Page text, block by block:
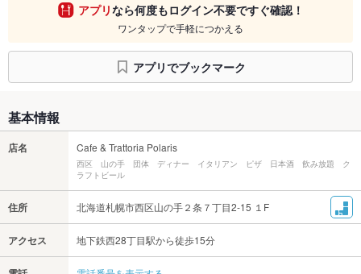
アプリなら何度もログイン不要ですぐ確認！
ワンタップで手軽につかえる
アプリでブックマーク
基本情報
店名 Cafe & Trattoria Polaris
西区 山の手 団体 ディナー イタリアン ピザ 日本酒 飲み放題 ク
ラフトビール
住所 北海道札幌市西区山の手２条７丁目2‐15 １F
アクセス 地下鉄西28丁目駅から徒歩15分